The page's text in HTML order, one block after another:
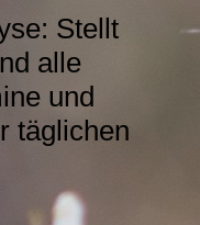
Stellt
alle
und
täglichen